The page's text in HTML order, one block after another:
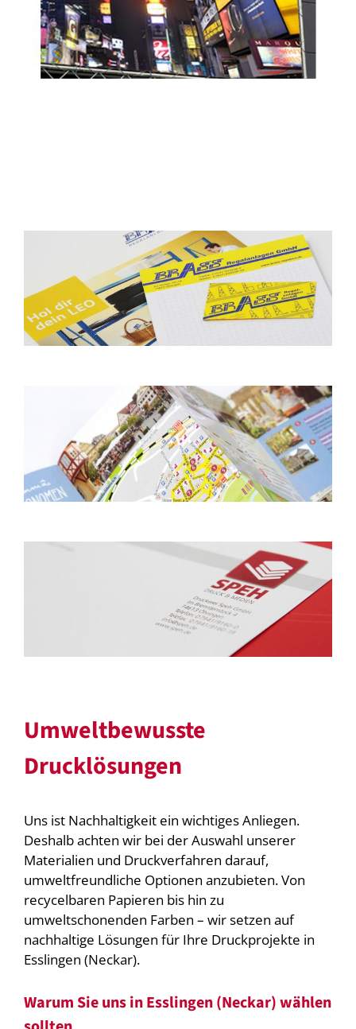
Umweltbewusste
Drucklösungen
Uns ist Nachhaltigkeit ein wichtiges Anliegen.
Deshalb achten wir bei der Auswahl unserer
Materialien und Druckverfahren darauf,
umweltfreundliche Optionen anzubieten. Von
recycelbaren Papieren bis hin zu
umweltschonenden Farben – wir setzen auf
nachhaltige Lösungen für Ihre Druckprojekte in
Esslingen (Neckar).
Warum Sie uns in Esslingen (Neckar) wählen